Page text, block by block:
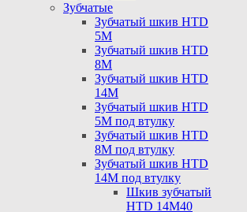
Зубчатые
Зубчатый шкив HTD
5М
Зубчатый шкив HTD
8М
Зубчатый шкив HTD
14M
Зубчатый шкив HTD
5М под втулку
Зубчатый шкив HTD
8М под втулку
Зубчатый шкив HTD
14М под втулку
Шкив зубчатый
HTD 14M40